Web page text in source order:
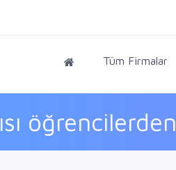
Tüm Firmalar
öğrencilerden